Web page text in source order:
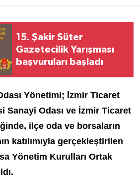
15. Şakir Süter
Gazetecilik Yarışması
başvuruları başladı
Yönetimi; İzmir Ticaret
Sanayi Odası ve İzmir Ticaret
ilçe oda ve borsaların
katılımıyla gerçekleştirilen
Yönetim Kurulları Ortak